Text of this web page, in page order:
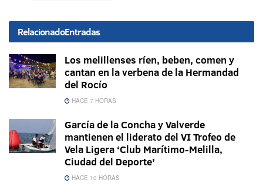
RelacionadoEntradas
Los melillenses ríen, beben, comen y
cantan en la verbena de la Hermandad
del Rocío
HACE 7 HORAS
García de la Concha y Valverde
mantienen el liderato del VI Trofeo de
Vela Ligera ‘Club Marítimo-Melilla,
Ciudad del Deporte’
HACE 10 HORAS